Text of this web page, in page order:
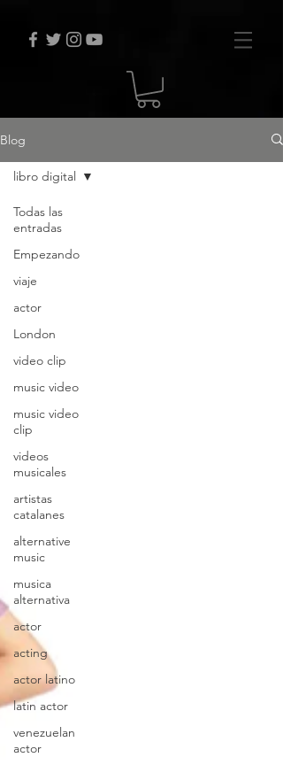
Blog
Todas las
entradas
Empezando
viaje
actor
London
video clip
music video
music video
clip
videos
musicales
artistas
catalanes
alternative
music
musica
alternativa
actor
acting
actor latino
latin actor
venezuelan
actor
libro digital